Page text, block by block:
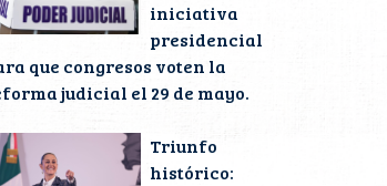
iniciativa
presidencial
que congresos voten la
judicial el 29 de mayo.
Triunfo
histórico: